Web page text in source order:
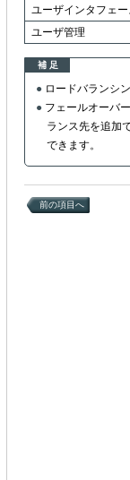
ユーザインタフェ
ユーザ管理
補 足
ロードバランシ
フェールオーバ
ランス先を追加
できます。
前の項目へ